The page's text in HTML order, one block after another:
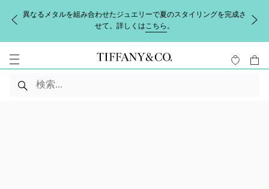
異なるメタルを組み合わせたジュエリーで夏のスタイリングを完成さ
せて。詳しくはこちら 。